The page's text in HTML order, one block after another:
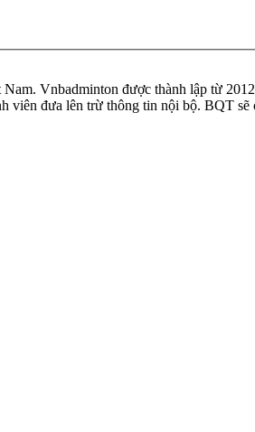
Vnbadminton được thành lập từ
viên đưa lên trừ thông tin nội bộ. BQT